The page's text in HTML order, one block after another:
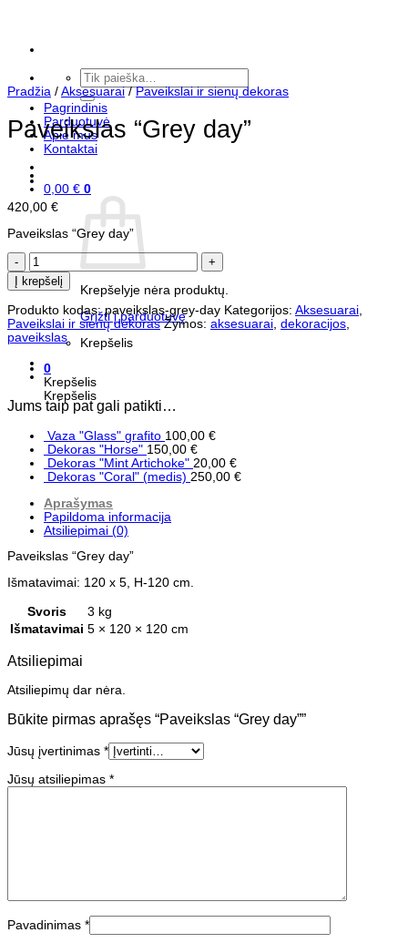
Ieškoti:
Pagrindinis
Parduotuvė
Apie mus
Kontaktai
0,00 € 0
Krepšelyje nėra produktų.
Grįžti į parduotuvę
Krepšelis
0
Krepšelis
Krepšelis
Pradžia / Aksesuarai / Paveikslai ir sienų dekoras
Paveikslas “Grey day”
420,00 €
Paveikslas “Grey day”
produkto
kiekis:
Paveikslas
day"
Į krepšelį
Produkto kodas:paveikslas-grey-day Kategorijos: Aksesuarai
Paveikslai ir sienų dekoras Žymos: aksesuarai dekoracijos
paveikslas
Jums taip pat gali patikti…
Vaza "Glass" grafito 100,00 €
Dekoras "Horse" 150,00 €
Dekoras "Mint Artichoke" 20,00 €
Dekoras "Coral" (medis) 250,00 €
Aprašymas
Papildoma informacija
Atsiliepimai (0)
Paveikslas “Grey day”
Išmatavimai: 120 x 5, H-120 cm.
Svoris
3 kg
Išmatavimai 5 × 120 × 120 cm
Atsiliepimai
Atsiliepimų dar nėra.
Būkite pirmas aprašęs “Paveikslas “Grey day””
Jūsų įvertinimas *
Jūsų atsiliepimas *
Pavadinimas *